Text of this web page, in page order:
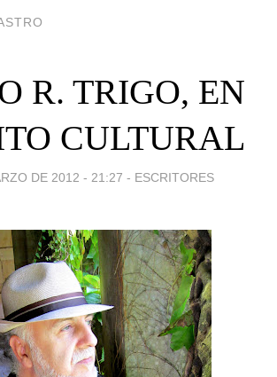
R. TRIGO, EN
CULTURAL
DE 2012 - 21:27 - ESCRITORES